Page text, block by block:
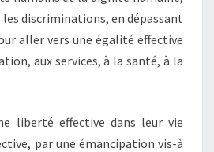
discriminations, en dépassant
aller vers une égalité effective
aux services, à la santé, à la
liberté effective dans leur vie
par une émancipation vis-à